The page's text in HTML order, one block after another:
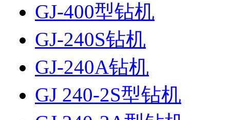
GJ-400型钻机
GJ-240S钻机
GJ-240A钻机
GJ 240-2S型钻机